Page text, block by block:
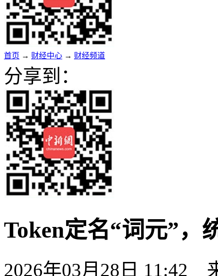
首页 → 财经中心 → 财经频道
分享到：
Token定名“词元”，
2026年03月28日 11:42